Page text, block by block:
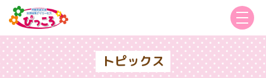
トピックス